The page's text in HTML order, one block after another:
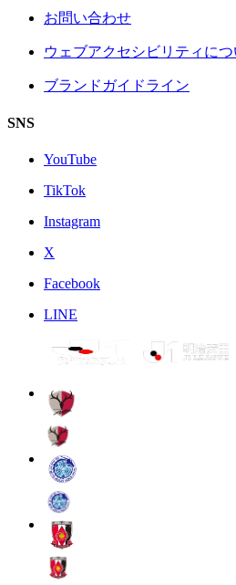
お問い合わせ
ウェブアクセシビリティにつ
ブランドガイドライン
SNS
YouTube
TikTok
Instagram
X
Facebook
LINE